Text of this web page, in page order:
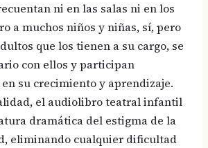
ni en las salas ni en los
a muchos niños y niñas, sí, pero
que los tienen a su cargo, se
con ellos y participan
su crecimiento y aprendizaje.
el audiolibro teatral infantil
dramática del estigma de la
eliminando cualquier dificultad